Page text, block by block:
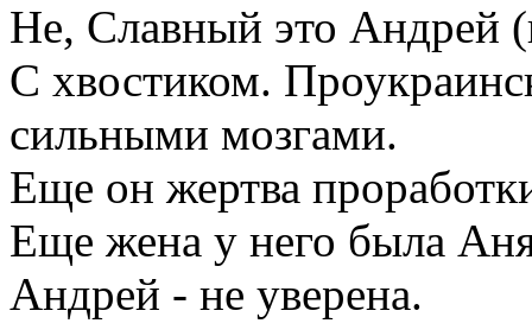
Не, Славный это Андрей
С хвостиком.
сильными мозгами.
Еще он жертва
Еще жена у него была
Андрей - не уверена.